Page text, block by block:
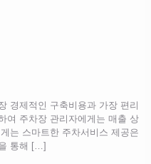
경제적인 구축비용과 가장 편리
여 주차장 관리자에게는 매출 상
는 스마트한 주차서비스 제공은
통해 […]